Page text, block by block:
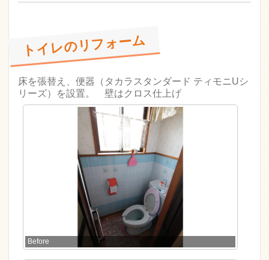
トイレのリフォーム
床を張替え、便器（タカラスタンダード ティモニUシ
リーズ）を設置。 壁はクロス仕上げ
Before